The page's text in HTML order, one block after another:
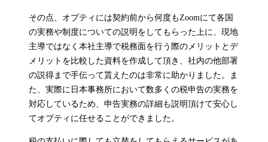
その点、オプティには契約前から何度もZoomにて各国
の実務や制度についての説明をしてもらった上に、現地
主導ではなく本社主導で税務面を行う際のメリットとデ
メリットを比較した資料を作成して頂き、社内の他部署
の説得まで手伝って貰えたのは非常に助かりました。ま
た、実際に日本事務所において数多くの税申告の実務を
対応しているため、申告実務の詳細も説明頂けて安心し
てオプティに任せることができました。